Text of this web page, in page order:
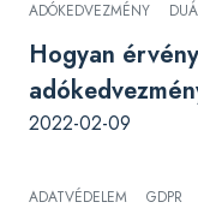
ADÓKEDVEZMÉNY
Hogyan
2022-02-09
ADATVÉDELEM GDPR